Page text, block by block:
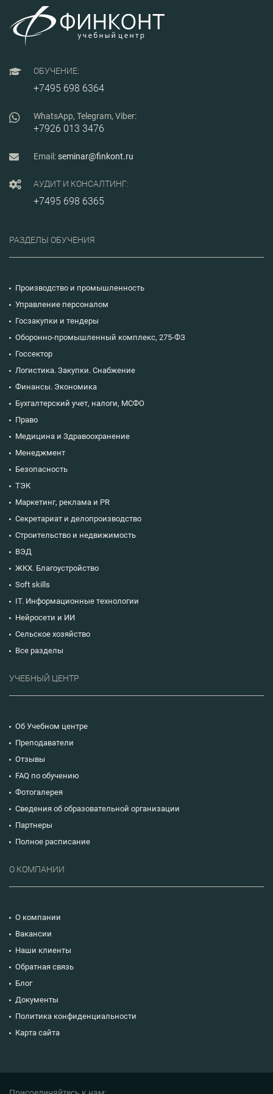
организации учета
драгоценных
металлов на всех
этапах их
обращения с
ломом и отходами.
ОБУЧЕНИЕ:
+7495 698 6364
WhatsApp, Telegram, Viber:
+7926 013 3476
Email:seminar@finkont.ru
АУДИТ И КОНСАЛТИНГ:
+7495 698 6365
РАЗДЕЛЫ ОБУЧЕНИЯ
Производство и промышленность
Управление персоналом
Госзакупки и тендеры
Оборонно-промышленный комплекс, 275-ФЗ
Госсектор
Логистика. Закупки. Снабжение
Финансы. Экономика
Бухгалтерский учет, налоги, МСФО
Право
Медицина и Здравоохранение
Менеджмент
Безопасность
ТЭК
Маркетинг, реклама и PR
Секретариат и делопроизводство
Строительство и недвижимость
ВЭД
ЖКХ. Благоустройство
Soft skills
IT. Информационные технологии
Нейросети и ИИ
Сельское хозяйство
Все разделы
УЧЕБНЫЙ ЦЕНТР
Об Учебном центре
Преподаватели
Отзывы
FAQ по обучению
Фотогалерея
Сведения об образовательной организации
Партнеры
Полное расписание
О КОМПАНИИ
О компании
Вакансии
Наши клиенты
Обратная связь
Блог
Документы
Политика конфиденциальности
Карта сайта